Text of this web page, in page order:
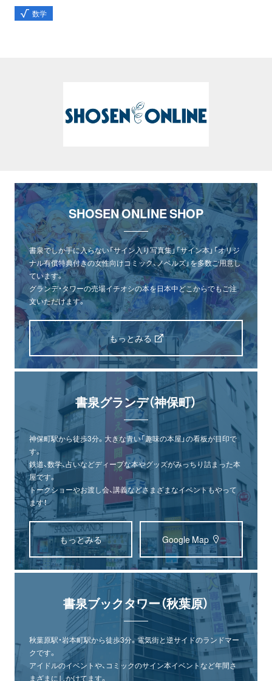
数学
SHOSEN ONLINE SHOP
書泉でしか手に入らない「サイン入り写真集」「サイン本」「オリジ
ナル有償特典付きの女性向けコミック、ノベルズ」を多数ご用意し
ています。
グランデ・タワーの売場イチオシの本を日本中どこからでもご注
文いただけます。
もっとみる
書泉グランデ（神保町）
神保町駅から徒歩3分。大きな青い「趣味の本屋」の看板が目印で
す。
鉄道、数学、占いなどディープな本やグッズがみっちり詰まった本
屋です。
トークショーやお渡し会、講義などさまざまなイベントもやって
ます！
もっとみる Google Map
書泉ブックタワー（秋葉原）
秋葉原駅・岩本町駅から徒歩3分。電気街と逆サイドのランドマー
クです。
アイドルのイベントや、コミックのサイン本イベントなど年間さ
まざまにしかけてます。